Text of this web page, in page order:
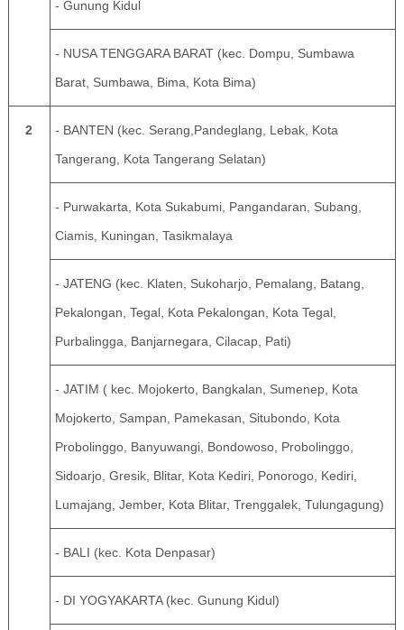
- Gunung Kidul
- NUSA TENGGARA BARAT (kec. Dompu, Sumbawa
Barat, Sumbawa, Bima, Kota Bima)
2
- BANTEN (kec. Serang,Pandeglang, Lebak, Kota
Tangerang, Kota Tangerang Selatan)
- Purwakarta, Kota Sukabumi, Pangandaran, Subang,
Ciamis, Kuningan, Tasikmalaya
- JATENG (kec. Klaten, Sukoharjo, Pemalang, Batang,
Pekalongan, Tegal, Kota Pekalongan, Kota Tegal,
Purbalingga, Banjarnegara, Cilacap, Pati)
- JATIM ( kec. Mojokerto, Bangkalan, Sumenep, Kota
Mojokerto, Sampan, Pamekasan, Situbondo, Kota
Probolinggo, Banyuwangi, Bondowoso, Probolinggo,
Sidoarjo, Gresik, Blitar, Kota Kediri, Ponorogo, Kediri,
Lumajang, Jember, Kota Blitar, Trenggalek, Tulungagung)
- BALI (kec. Kota Denpasar)
- DI YOGYAKARTA (kec. Gunung Kidul)